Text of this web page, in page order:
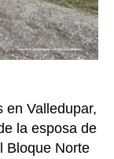
40”,
en
cerca
en Valledupar,
la esposa de
Bloque Norte